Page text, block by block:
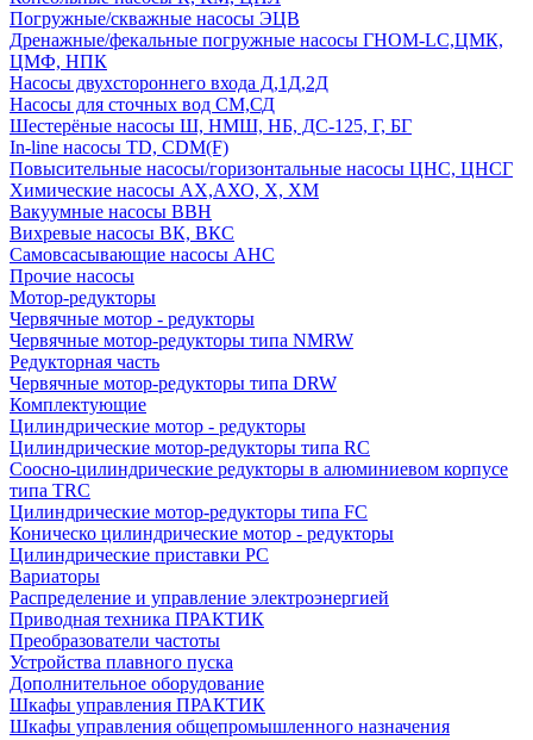
Погружные/скважные насосы ЭЦВ
Дренажные/фекальные погружные насосы ГНОМ-LC,ЦМК,
ЦМФ, НПК
Насосы двухстороннего входа Д,1Д,2Д
Насосы для сточных вод СМ,СД
Шестерёные насосы Ш, НМШ, НБ, ДС-125, Г, БГ
In-line насосы TD, CDM(F)
Повысительные насосы/горизонтальные насосы ЦНС, ЦНСГ
Химические насосы АХ,АХО, Х, ХМ
Вакуумные насосы ВВН
Вихревые насосы ВК, ВКС
Самовсасывающие насосы АНС
Прочие насосы
Мотор-редукторы
Червячные мотор - редукторы
Червячные мотор-редукторы типа NMRW
Редукторная часть
Червячные мотор-редукторы типа DRW
Комплектующие
Цилиндрические мотор - редукторы
Цилиндрические мотор-редукторы типа RC
Соосно-цилиндрические редукторы в алюминиевом корпусе
типа TRC
Цилиндрические мотор-редукторы типа FC
Коническо цилиндрические мотор - редукторы
Цилиндрические приставки PC
Вариаторы
Распределение и управление электроэнергией
Приводная техника ПРАКТИК
Преобразователи частоты
Устройства плавного пуска
Дополнительное оборудование
Шкафы управления ПРАКТИК
Шкафы управления общепромышленного назначения